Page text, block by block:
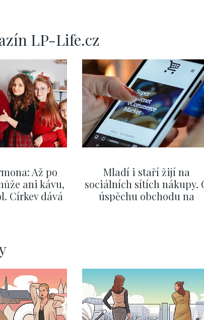
LP-Life.cz
Až po
ani kávu,
Církev dává
Mladí i staří žijí na
sociálních sítích nákupy.
úspěchu obchodu na